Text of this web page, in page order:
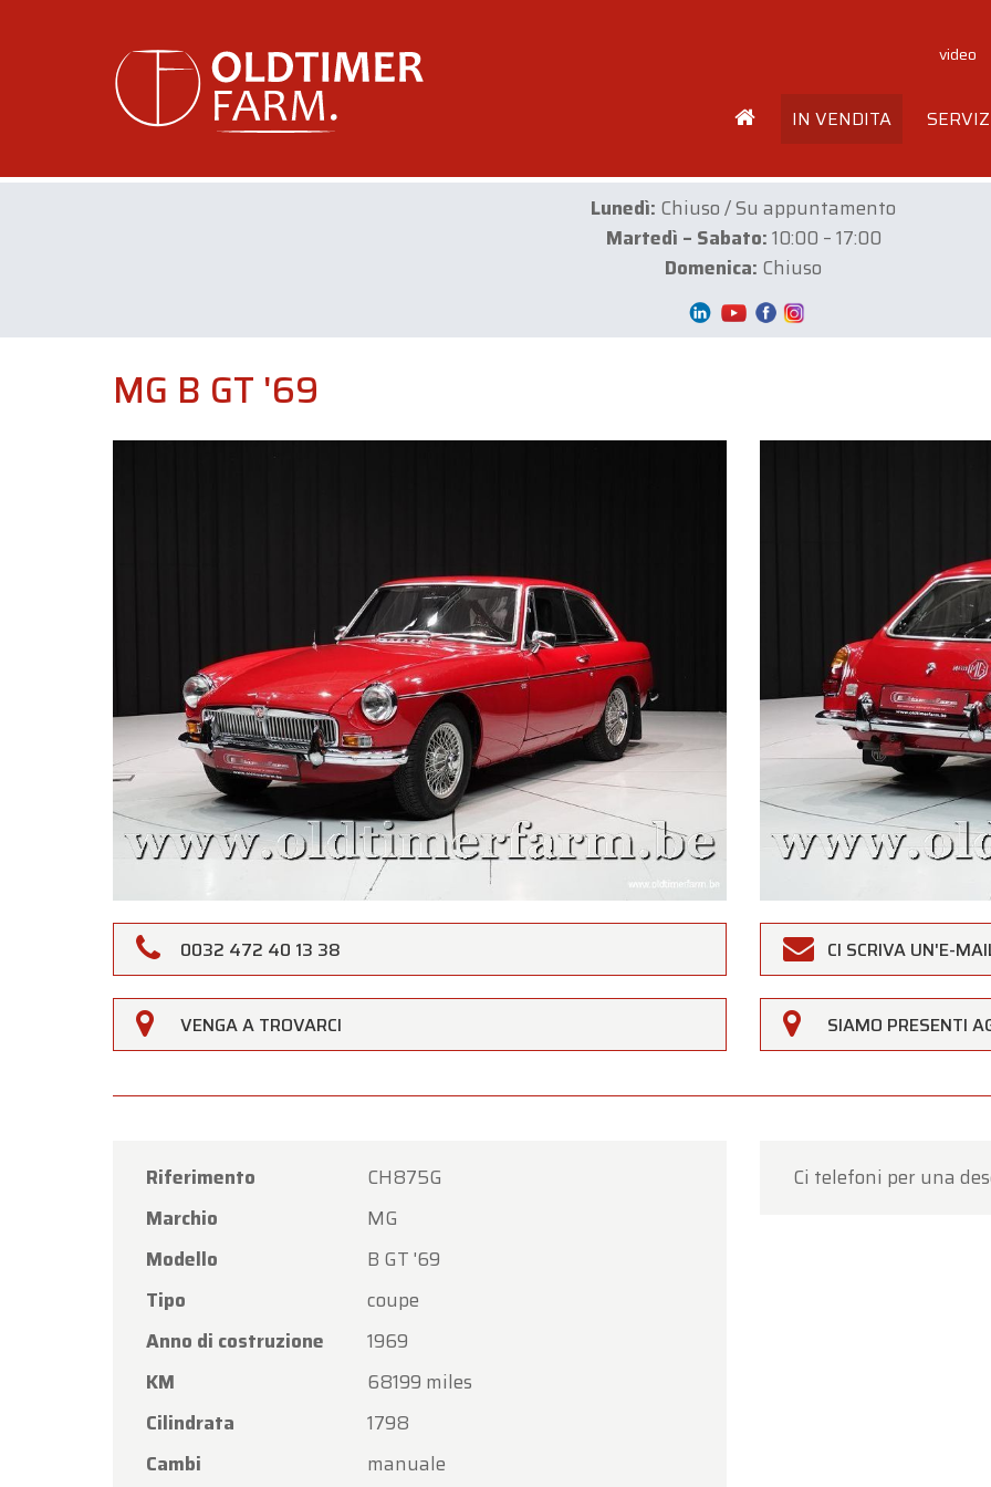
video
IN VENDITA
Lunedì: Chiuso / Su appuntamento
Martedì – Sabato:10:00 – 17:00
Domenica: Chiuso
MG B GT '69
0032 472 40 13 38 CI SCRIVA UN'E-
VENGA A TROVARCI SIAMO PRESENTI
Riferimento
CH875G
Marchio
MG
Modello
B GT '69
Tipo
coupe
Anno di costruzione
1969
KM
68199 miles
Cilindrata
1798
Cambi
manuale
Ci telefoni per una
Oldtimerfarm
Gentili Clienti,
Oldtimerfarm saràchiusa sabato 15 agostoin occasione della
Il nostro showroom sarà
regolarmente aperto da lunedì 10
venerdì 14 agosto
, secondo i consueti orari di apertura.